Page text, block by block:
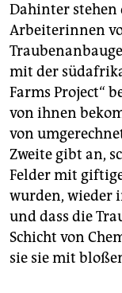
Dahinter stehen
Arbeiterinnen
mit der
Farms Project“
von ihnen
von
Zweite gibt an,
Felder mit
wurden, wieder
und dass die
Schicht von
sie sie mit